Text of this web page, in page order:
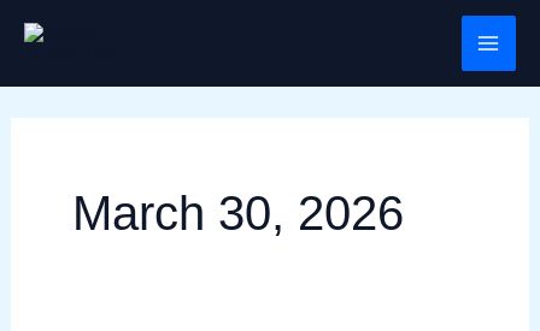
Skip
content
Main
March 30, 2026